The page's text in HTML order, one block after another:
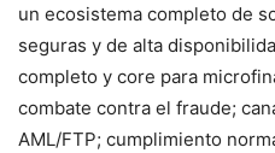
un ecosistema completo de
seguras y de alta
completo y core para
combate contra el fraude;
AML/FTP; cumplimiento